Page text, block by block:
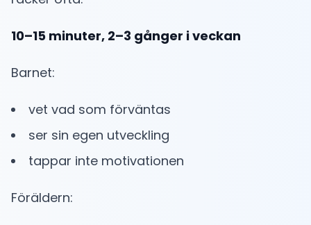
10–15 minuter, 2–3 gånger i veckan
Barnet:
vet vad som förväntas
ser sin egen utveckling
tappar inte motivationen
Föräldern: